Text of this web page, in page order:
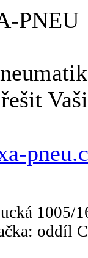
1005/
oddíl